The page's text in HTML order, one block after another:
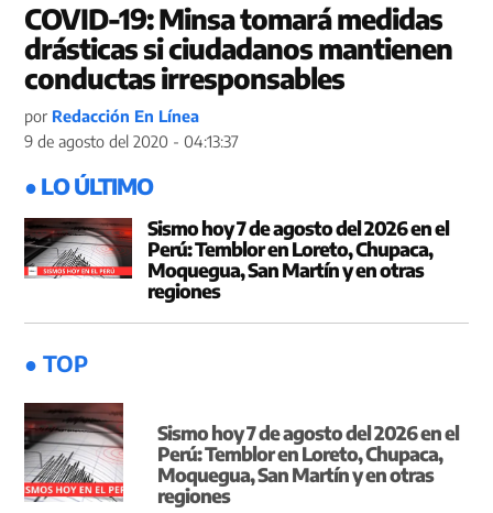
COVID-19: Minsa tomará medidas
drásticas si ciudadanos mantienen
conductas irresponsables
por Redacción En Línea
9 de agosto del 2020 - 04:13:37
● LO ÚLTIMO
Sismo hoy 7 de agosto del 2026 en el
Perú: Temblor en Loreto, Chupaca,
Moquegua, San Martín y en otras
regiones
● TOP
Sismo hoy 7 de agosto del 2026 en el
Perú: Temblor en Loreto, Chupaca,
Moquegua, San Martín y en otras
regiones